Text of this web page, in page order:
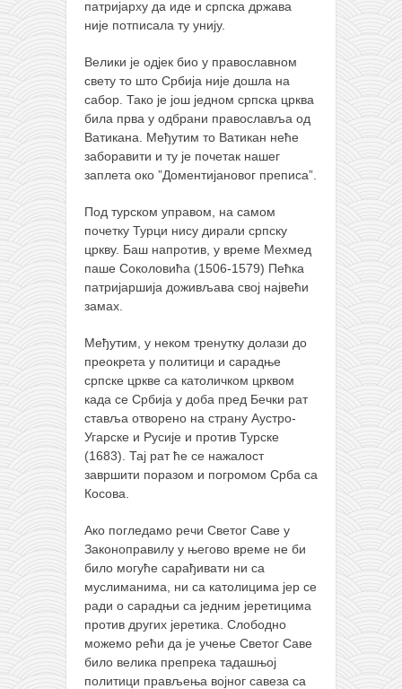
патријарху да иде и српска држава
није потписала ту унију.
Велики је одјек био у православном
свету то што Србија није дошла на
сабор. Тако је још једном српска црква
била прва у одбрани православља од
Ватикана. Међутим то Ватикан неће
заборавити и ту је почетак нашег
заплета око ”Доментијановог преписа”.
Под турском управом, на самом
почетку Турци нису дирали српску
цркву. Баш напротив, у време Мехмед
паше Соколовића (1506-1579) Пећка
патријаршија доживљава свој највећи
замах.
Међутим, у неком тренутку долази до
преокрета у политици и сарадње
српске цркве са католичком црквом
када се Србија у доба пред Бечки рат
ставља отворено на страну Аустро-
Угарске и Русије и против Турске
(1683). Тај рат ће се нажалост
завршити поразом и погромом Срба са
Косова.
Ако погледамо речи Светог Саве у
Законоправилу у његово време не би
било могуће сарађивати ни са
муслиманима, ни са католицима јер се
ради о сарадњи са једним јеретицима
против других јеретика. Слободно
можемо рећи да је учење Светог Саве
било велика препрека тадашњој
политици прављења војног савеза са